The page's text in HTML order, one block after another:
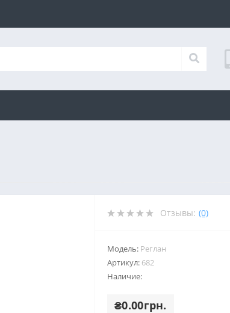
Отзывы: (0)
Модель: Реглан
Артикул: 682
Наличие:
₴0.00грн.